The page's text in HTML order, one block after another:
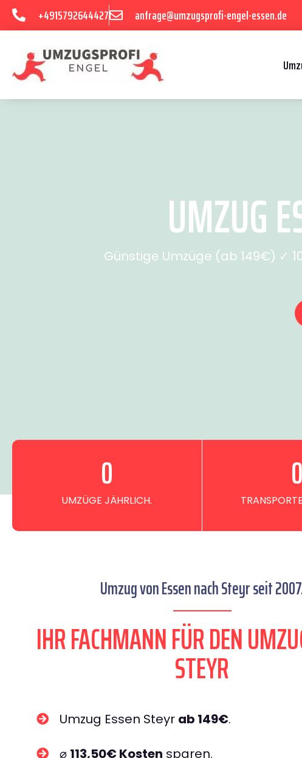
+4915792644427 anfrage@umzugsprofi-engel-essen.de
UMZUG
Günstige Umzüge (ab 149€) ✓
UMZÜGE JÄHRLICH.
0 0
Umzug von Essen nach Steyr seit
IHR FACHMANN FÜR DEN
STEYR
Umzug Essen Steyr ab 149€.
⌀ 113,50€ Kosten sparen.